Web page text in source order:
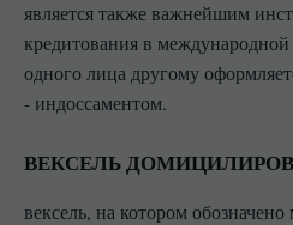
является также важнейшим
кредитования в
одного лица другому
- индоссаментом.
ВЕКСЕЛЬ
вексель, на котором